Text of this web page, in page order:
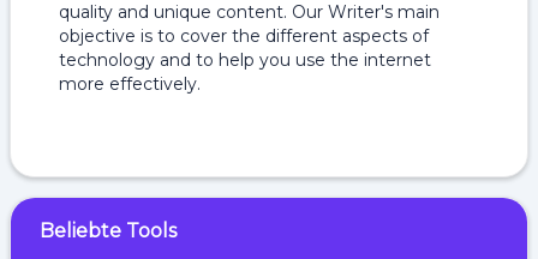
quality and unique content. Our Writer's main
objective is to cover the different aspects of
technology and to help you use the internet
more effectively.
Beliebte Tools